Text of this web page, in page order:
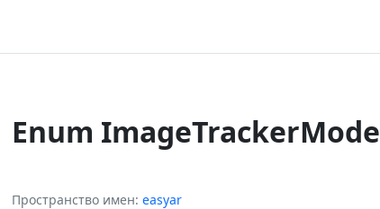
Enum ImageTrackerMode
Пространство имен easyar